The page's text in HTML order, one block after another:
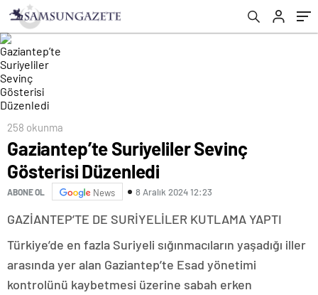
258 okunma
Gaziantep’te Suriyeliler Sevinç
Gösterisi Düzenledi
ABONE OL News 8 Aralık 2024 12:23
GAZİANTEP’TE DE SURİYELİLER KUTLAMA YAPTI
Türkiye’de en fazla Suriyeli sığınmacıların yaşadığı iller
arasında yer alan Gaziantep’te Esad yönetimi
kontrolünü kaybetmesi üzerine sabah erken